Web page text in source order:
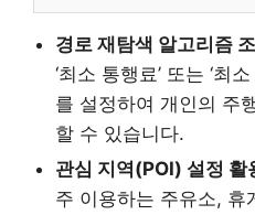
경로 재탐색 알고리즘
‘최소 통행료’ 또는 ‘최
를 설정하여 개인의 주
할 수 있습니다.
관심 지역(POI) 설정 활
주 이용하는 주유소, 휴